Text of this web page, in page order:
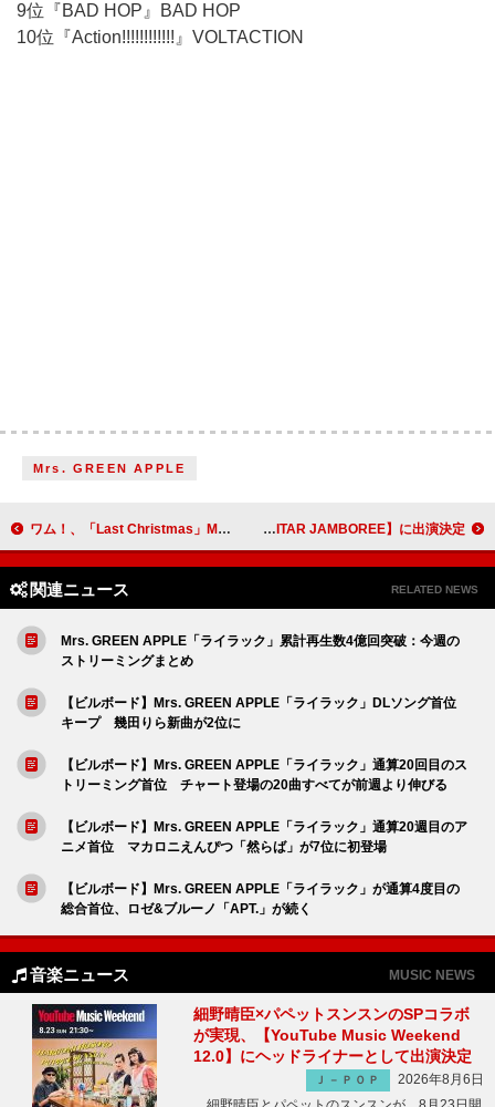
9位『BAD HOP』BAD HOP
10位『Action!!!!!!!!!!!!』VOLTACTION
Mrs. GREEN APPLE
ワム！、「Last Christmas」MVで自身初のYouTube10億再生を達成 大橋ちっぽけ、【J-WAVE TOKYO GUITAR JAMBOREE】に出演決定
関連ニュース RELATED NEWS
Mrs. GREEN APPLE「ライラック」累計再生数4億回突破：今週の
ストリーミングまとめ
【ビルボード】Mrs. GREEN APPLE「ライラック」DLソング首位
キープ 幾田りら新曲が2位に
【ビルボード】Mrs. GREEN APPLE「ライラック」通算20回目のス
トリーミング首位 チャート登場の20曲すべてが前週より伸びる
【ビルボード】Mrs. GREEN APPLE「ライラック」通算20週目のア
ニメ首位 マカロニえんぴつ「然らば」が7位に初登場
【ビルボード】Mrs. GREEN APPLE「ライラック」が通算4度目の
総合首位、ロゼ&ブルーノ「APT.」が続く
音楽ニュース MUSIC NEWS
細野晴臣×パペットスンスンのSPコラボ
が実現、【YouTube Music Weekend
12.0】にヘッドライナーとして出演決定
Ｊ－ＰＯＰ
2026年8月6日